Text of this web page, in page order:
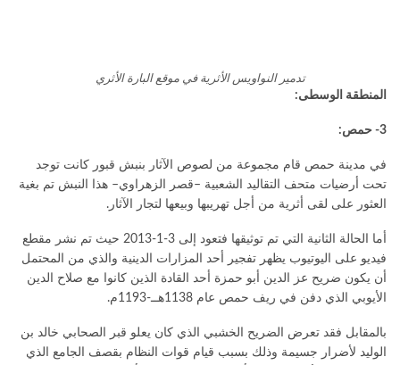
تدمير النواويس الأثرية في موقع البارة الأثري
المنطقة الوسطى:
3- حمص:
في مدينة حمص قام مجموعة من لصوص الآثار بنبش قبور كانت توجد
تحت أرضيات متحف التقاليد الشعبية –قصر الزهراوي– هذا النبش تم بغية
العثور على لقى أثرية من أجل تهريبها وبيعها لتجار الآثار.
أما الحالة الثانية التي تم توثيقها فتعود إلى 3-1-2013 حيث تم نشر مقطع
فيديو على اليوتيوب يظهر تفجير أحد المزارات الدينية والذي من المحتمل
أن يكون ضريح عز الدين أبو حمزة أحد القادة الذين كانوا مع صلاح الدين
الأيوبي الذي دفن في ريف حمص عام 1138هــ-1193م.
بالمقابل فقد تعرض الضريح الخشبي الذي كان يعلو قبر الصحابي خالد بن
الوليد لأضرار جسيمة وذلك بسبب قيام قوات النظام بقصف الجامع الذي